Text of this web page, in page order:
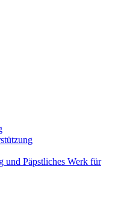
und Päpstliches Werk für